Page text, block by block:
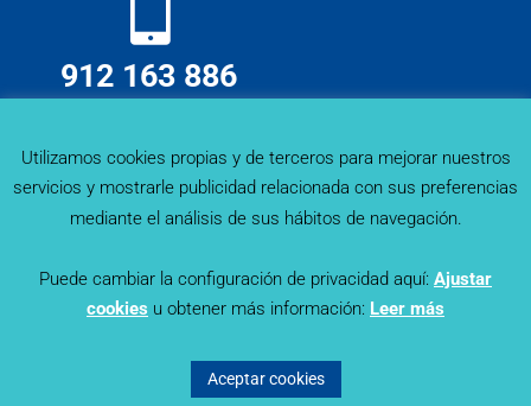
912 163 886
Política de Cookies© Diseñado por
Utilizamos cookies propias y de terceros para mejorar nuestros
servicios y mostrarle publicidad relacionada con sus preferencias
mediante el análisis de sus hábitos de navegación.
Puede cambiar la configuración de privacidad aquí: Ajustar
cookies u obtener más información: Leer más
Aceptar cookies